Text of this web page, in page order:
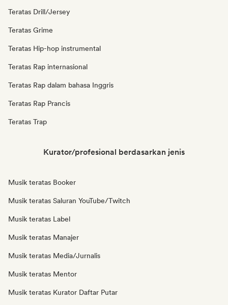
Teratas Drill/Jersey
Teratas Grime
Teratas Hip-hop instrumental
Teratas Rap internasional
Teratas Rap dalam bahasa Inggris
Teratas Rap Prancis
Teratas Trap
Kurator/profesional berdasarkan jenis
Musik teratas Booker
Musik teratas Saluran YouTube/Twitch
Musik teratas Label
Musik teratas Manajer
Musik teratas Media/Jurnalis
Musik teratas Mentor
Musik teratas Kurator Daftar Putar